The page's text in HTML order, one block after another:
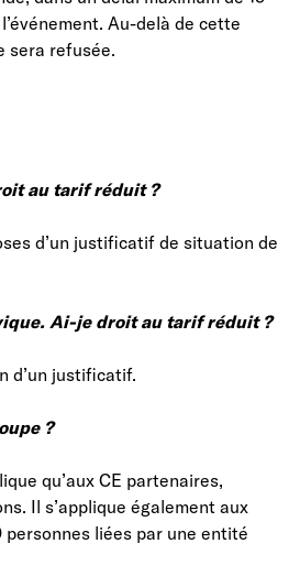
Au-delà de cette
sera refusée.
au tarif réduit ?
d’un justificatif de situation de
Ai-je droit au tarif réduit ?
d’un justificatif.
?
qu’aux CE partenaires,
Il s’applique également aux
personnes liées par une entité